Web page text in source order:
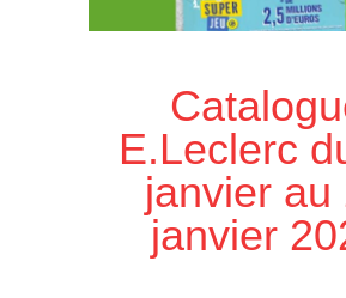
E.Leclerc
janvier au
janvier